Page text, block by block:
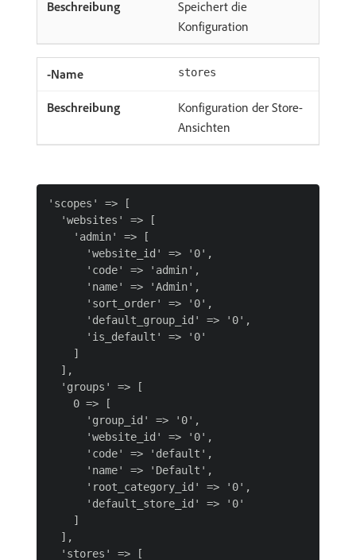
Speichert die
Konfiguration
stores
Konfiguration der Store-
Ansichten
'scopes' => [
  'websites' => [
    'admin' => [
      'website_id' => '0',
      'code' => 'admin',
      'name' => 'Admin',
      'sort_order' => '0',
      'default_group_id' => '0',
      'is_default' => '0'
    ]
  ],
  'groups' => [
    0 => [
      'group_id' => '0',
      'website_id' => '0',
      'code' => 'default',
      'name' => 'Default',
      'root_category_id' => '0',
      'default_store_id' => '0'
    ]
  ],
  'stores' => [